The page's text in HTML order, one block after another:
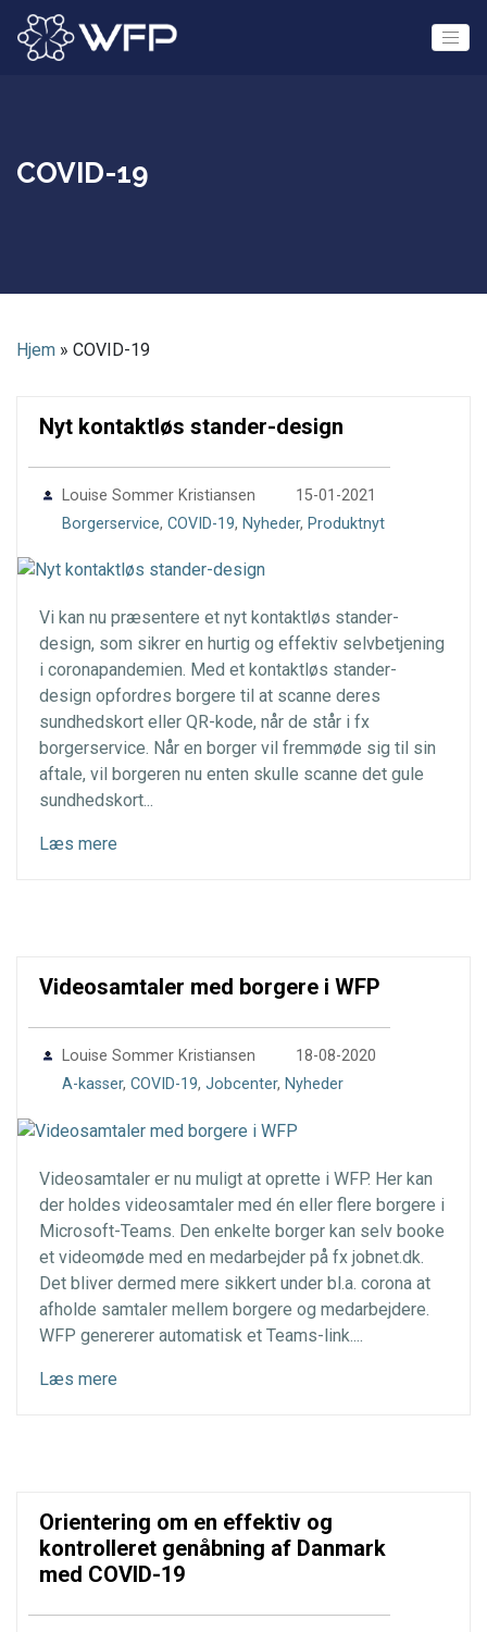
Skip
content
COVID-19
Hjem » COVID-19
Nyt kontaktløs stander-design
Louise Sommer Kristiansen
15-01-2021
Borgerservice, COVID-19, Nyheder, Produktnyt
Vi kan nu præsentere et nyt kontaktløs stander-
design, som sikrer en hurtig og effektiv selvbetjening
i coronapandemien. Med et kontaktløs stander-
design opfordres borgere til at scanne deres
sundhedskort eller QR-kode, når de står i fx
borgerservice. Når en borger vil fremmøde sig til sin
aftale, vil borgeren nu enten skulle scanne det gule
sundhedskort...
Læs mere
Videosamtaler med borgere i WFP
Louise Sommer Kristiansen
18-08-2020
A-kasser, COVID-19, Jobcenter, Nyheder
Videosamtaler er nu muligt at oprette i WFP. Her kan
der holdes videosamtaler med én eller flere borgere i
Microsoft-Teams. Den enkelte borger kan selv booke
et videomøde med en medarbejder på fx jobnet.dk.
Det bliver dermed mere sikkert under bl.a. corona at
afholde samtaler mellem borgere og medarbejdere.
WFP genererer automatisk et Teams-link....
Læs mere
Orientering om en effektiv og
kontrolleret genåbning af Danmark
med COVID-19